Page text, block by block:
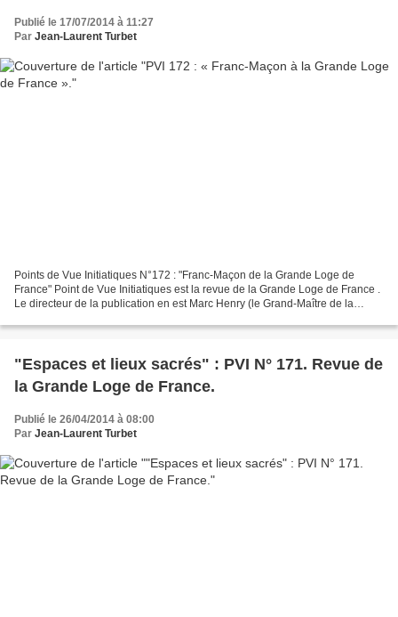
Publié le 17/07/2014 à 11:27
Par Jean-Laurent Turbet
Points de Vue Initiatiques N°172 : "Franc-Maçon de la Grande Loge de
France" Point de Vue Initiatiques est la revue de la Grande Loge de France .
Le directeur de la publication en est Marc Henry (le Grand-Maître de la
"Espaces et lieux sacrés" : PVI N° 171. Revue de
la Grande Loge de France.
Publié le 26/04/2014 à 08:00
Par Jean-Laurent Turbet